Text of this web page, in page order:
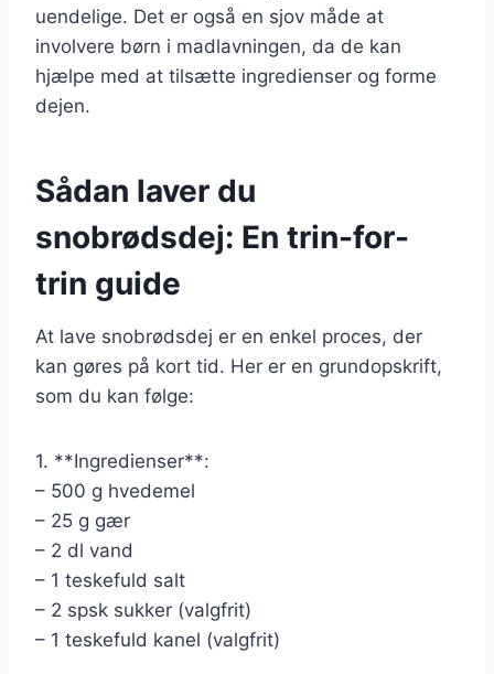
uendelige. Det er også en sjov måde at
involvere børn i madlavningen, da de kan
hjælpe med at tilsætte ingredienser og forme
dejen.
Sådan laver du
snobrødsdej: En trin-for-
trin guide
At lave snobrødsdej er en enkel proces, der
kan gøres på kort tid. Her er en grundopskrift,
som du kan følge:
1. **Ingredienser**:
– 500 g hvedemel
– 25 g gær
– 2 dl vand
– 1 teskefuld salt
– 2 spsk sukker (valgfrit)
– 1 teskefuld kanel (valgfrit)